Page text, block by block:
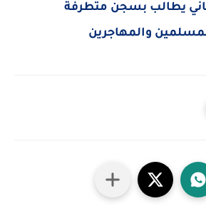
يطالب بسجن متطرفة
والمهاجرين